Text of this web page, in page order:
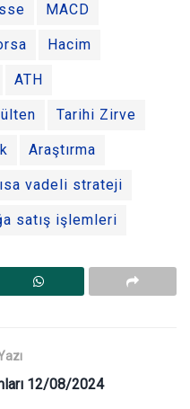
MACD
Hacim
ATH
Tarihi Zirve
Araştırma
vadeli strateji
satış işlemleri
12/08/2024